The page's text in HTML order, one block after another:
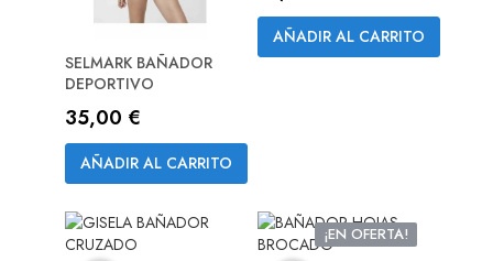
SELMARK BAÑADOR
DEPORTIVO
Precio
35,00 €
AÑADIR AL CARRITO
AÑADIR AL CARRITO
¡EN OFERTA!